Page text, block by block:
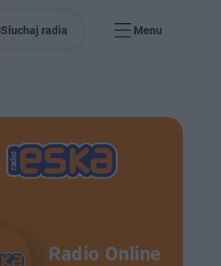
Słuchaj radia Menu
Radio Online